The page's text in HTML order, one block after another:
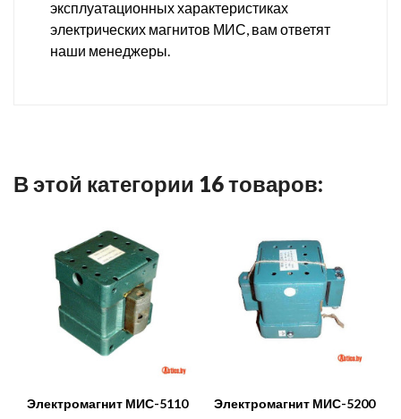
эксплуатационных характеристиках
электрических магнитов МИС, вам ответят
наши менеджеры.
В этой категории 16 товаров:
Электромагнит МИС-5110 Электромагнит МИС-5200